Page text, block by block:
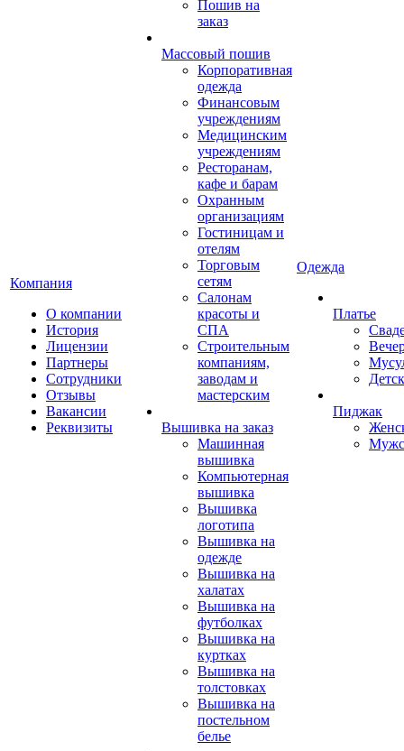
Компания
О компании
История
Лицензии
Партнеры
Сотрудники
Отзывы
Вакансии
Реквизиты
Пошив на
заказ
Массовый пошив
Корпоративная
одежда
Финансовым
учреждениям
Медицинским
учреждениям
Ресторанам,
кафе и барам
Охранным
организациям
Гостиницам и
отелям
Торговым
сетям
Салонам
красоты и
СПА
Строительным
компаниям,
заводам и
мастерским
Вышивка на заказ
Машинная
вышивка
Компьютерная
вышивка
Вышивка
логотипа
Вышивка на
одежде
Вышивка на
халатах
Вышивка на
футболках
Вышивка на
куртках
Вышивка на
толстовках
Вышивка на
постельном
белье
Одежда
Платье
Пиджак